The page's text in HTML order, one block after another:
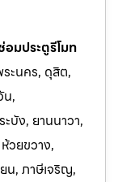
อมประตูรีโมท
ะนคร, ดุสิต,
น,
บัง, ยานนาวา,
วยขวาง,
น, ภาษีเจริญ,